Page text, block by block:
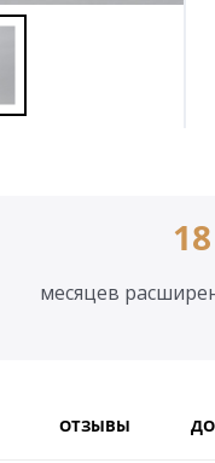
18
месяцев
ОТЗЫВЫ